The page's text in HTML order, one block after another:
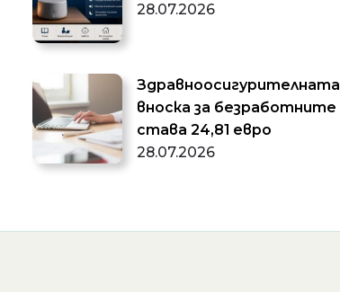
28.07.2026
Здравноосигурителната
вноска за безработните
става 24,81 евро
28.07.2026